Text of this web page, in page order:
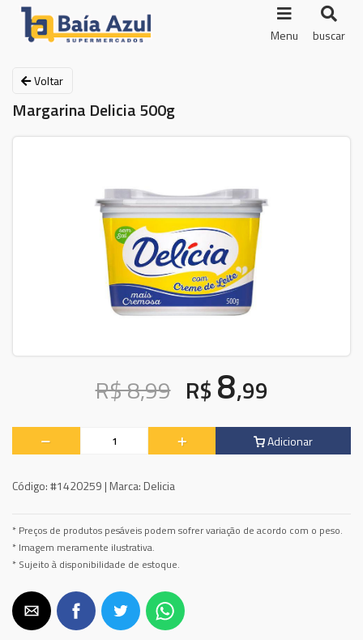
Menu buscar
Voltar
Margarina Delicia 500g
R$ 8,99 R$ 8,99
Adicionar
Código:#1420259 | Marca: Delicia
* Preços de produtos pesáveis podem sofrer variação de acordo com o peso.
* Imagem meramente ilustrativa.
* Sujeito à disponibilidade de estoque.